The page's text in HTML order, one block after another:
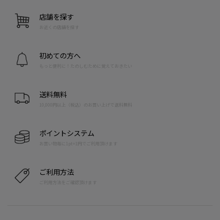
店舗を探す
お近くの店舗を探す
初めての方へ
もっと便利に！たのしむために覚えておきたい
送料無料
10,000円以上（税込）のお買い上げで送料無料
ポイントシステム
お買い物毎に1pt=1円でご利用頂けます
ご利用方法
ご利用方法をご確認頂けます